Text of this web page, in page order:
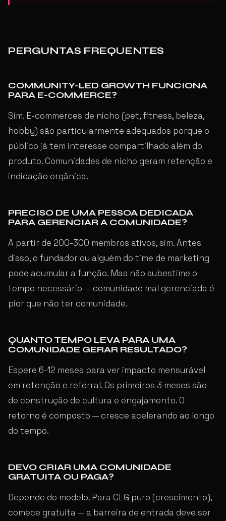
PERGUNTAS FREQUENTES
COMMUNITY-LED GROWTH FUNCIONA
PARA E-COMMERCE?
Sim. E-commerces de nicho (pet, fitness, beleza,
hobby) são particularmente adequados porque o
público já tem interesse compartilhado além do
produto. Comunidades de nicho geram retenção e
indicação orgânica.
PRECISO DE UMA PESSOA DEDICADA
PARA GERENCIAR A COMUNIDADE?
A partir de 200-300 membros ativos, sim. Antes
disso, o fundador ou alguém do time de marketing
pode acumular a função. Mas não subestime o
tempo necessário — comunidade mal gerenciada é
pior que não ter comunidade.
QUANTO TEMPO LEVA PARA UMA
COMUNIDADE GERAR RESULTADO?
Espere 6-12 meses para ver impacto mensurável
em retenção e referral. Os primeiros 3 meses são
de construção de cultura e engajamento. O
retorno é composto — cresce acelerando ao longo
do tempo.
DEVO CRIAR UMA COMUNIDADE
GRATUITA OU PAGA?
Depende do modelo. Para CLG puro (crescimento),
comece gratuita — a barreira de entrada deve ser